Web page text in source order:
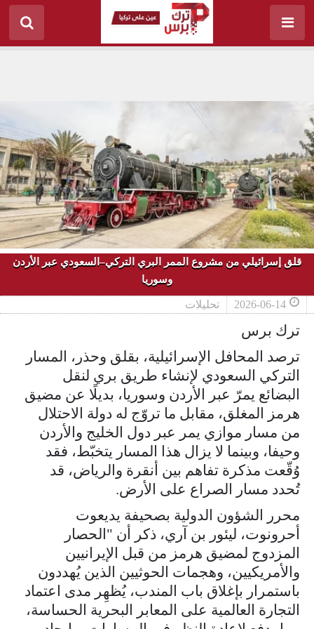
قلق إسرائيلي من مشروع الممر البري التركي–السعودي عبر الأردن
وسوريا
2026-06-14 تحليلات
ترك برس
ترصد المحافل الإسرائيلية، بقلق وحذر، المسار
التركي السعودي لإنشاء طريق بري لنقل
البضائع يمرّ عبر الأردن وسوريا، بديلًا عن مضيق
هرمز المغلق، مقابل ما تروّج له دولة الاحتلال
من مسار موازي يمر عبر دول الخليج والأردن
وحيفا، وبينما لا يزال هذا المسار يتخبّط، فقد
وُقّعت مذكرة تفاهم بين أنقرة والرياض، قد
تُحدد مسار الصراع على الأرض.
محرر الشؤون الدولية بصحيفة يديعوت
أحرونوت، ليئور بن آري، ذكر أن "الحصار
المزدوج لمضيق هرمز من قبل الإيرانيين
والأمريكيين، وهجمات الحوثيين الذين يُهددون
باستمرار بإغلاق باب المندب، يُظهِر مدى اعتماد
التجارة العالمية على المعابر البحرية الحساسة،